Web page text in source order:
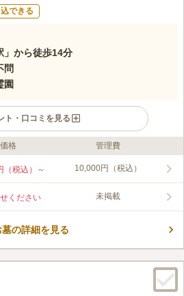
できる
」から徒歩14分
問
園
ト・口コミを見る
るい日差しが差し込む全区画平坦地の公園墓
ヶ丘駅」より徒歩10分とアクセス良好な立
からはバスも複数あるため、バスでのお参り
で、予算の少ない方でも安心して利用するこ
口コミ6件
設や飲食店がたくさんあるので、行き帰りに
、とても便利なエリアだと思う。
口コミの続きを読む
格 管理費
（税込）～ 10,000円（税込）
ください 未掲載
墓の詳細を見る